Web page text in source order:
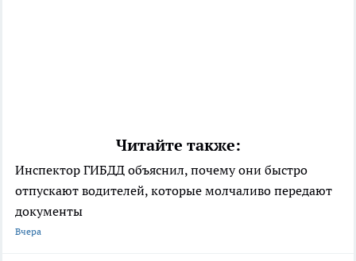
Читайте также:
Инспектор ГИБДД объяснил, почему они быстро
отпускают водителей, которые молчаливо передают
документы
Вчера